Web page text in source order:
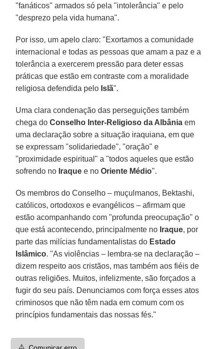
"fanáticos" armados só pela "intolerância" e pelo
"desprezo pela vida humana".
Por isso, um apelo claro: "Exortamos a comunidade
internacional e todas as pessoas que amam a paz e a
tolerância a exercerem pressão para deter essas
práticas que estão em contraste com a moralidade
religiosa defendida pelo Islã".
Uma clara condenação das perseguições também
chega doConselho Inter-Religioso da Albânia em
uma declaração sobre a situação iraquiana, em que
se expressam "solidariedade", "oração" e
"proximidade espiritual" a "todos aqueles que estão
sofrendo no Iraque e noOriente Médio".
Os membros do Conselho – muçulmanos, Bektashi,
católicos, ortodoxos e evangélicos – afirmam que
estão acompanhando com "profunda preocupação" o
que está acontecendo, principalmente no Iraque, por
parte das milícias fundamentalistas do Estado
Islâmico. "As violências – lembra-se na declaração –
dizem respeito aos cristãos, mas também aos fiéis de
outras religiões. Muitos, infelizmente, são forçados a
fugir do seu país. Denunciamos com força esses atos
criminosos que não têm nada em comum com os
princípios fundamentais das nossas fés."
⚠️ Comunicar erro